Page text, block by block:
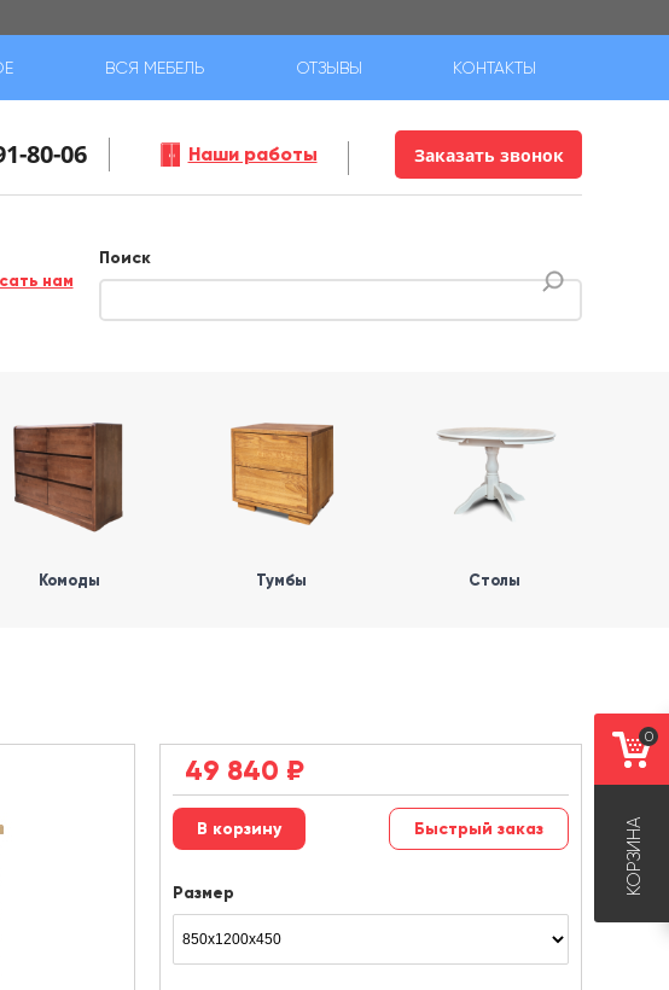
ВСЯ МЕБЕЛЬ ОТЗЫВЫ КОНТАКТЫ
80-06 Наши работы Заказать звонок
нам
Поиск
Комоды Тумбы Столы
49 840 ₽
Быстрый заказ
Размер
0
КОРЗИНА